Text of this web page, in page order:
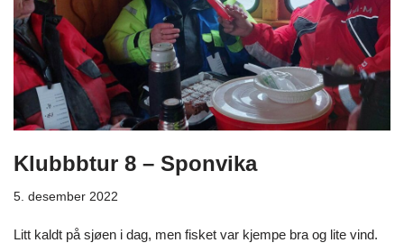
Klubbbtur 8 – Sponvika
5. desember 2022
Litt kaldt på sjøen i dag, men fisket var kjempe bra og lite vind.